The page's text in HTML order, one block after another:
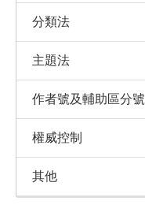
分類法
主題法
作者號及輔助區分號
權威控制
其他